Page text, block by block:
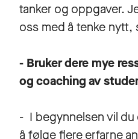
tanker og oppgaver.
oss med å tenke nytt,
- Bruker dere mye
og coaching av
- I begynnelsen vil
å følge flere erfarne